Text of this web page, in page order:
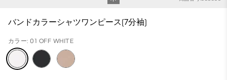
バンドカラーシャツワンピース(7分袖)
カラー: 01 OFF WHITE